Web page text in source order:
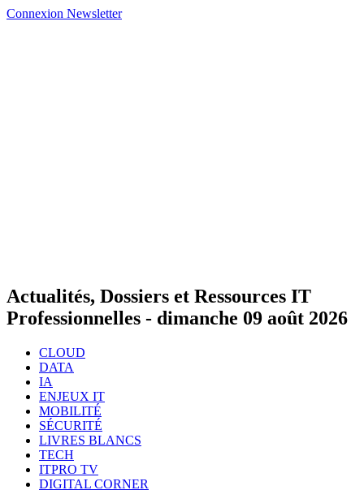
Connexion Newsletter
Actualités, Dossiers et Ressources IT
Professionnelles - dimanche 09 août 2026
CLOUD
DATA
IA
ENJEUX IT
MOBILITÉ
SÉCURITÉ
LIVRES BLANCS
TECH
ITPRO TV
DIGITAL CORNER